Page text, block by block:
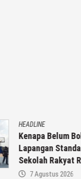
HEADLINE
Kenapa Belum
Lapangan
Sekolah Rakyat
7 Agustus 2026